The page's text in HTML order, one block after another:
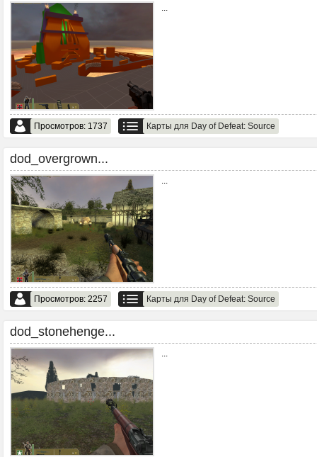
...
Просмотров: 1737 Карты для Day of Defeat: Source
dod_overgrown...
...
Просмотров: 2257 Карты для Day of Defeat: Source
dod_stonehenge...
...